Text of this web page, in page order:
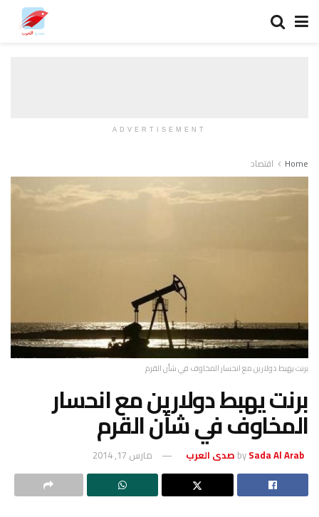
ADVERTISEMENT
Home اقتصاد
برنت يهبط دولارين مع انحسار المخاوف في شأن القرم
برنت يهبط دولارين مع انحسار
المخاوف في شأن القرم
bySada Al Arab صدى العرب مارس 17, 2014